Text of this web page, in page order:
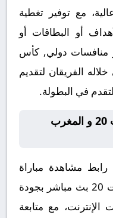
عالية، مع توفير تغطية
أو البطاقات أو
منافسات دولي, كأس
ويسعى خلاله الفريقان لتقديم
في البطولة.
مشاهدة مباراة الأرجنتين تحت 20 و المغرب
مشاهدة مباراة
الأرجنتين تحت 20 و المغرب تحت 20 بث مباشر بجودة
مع متابعة